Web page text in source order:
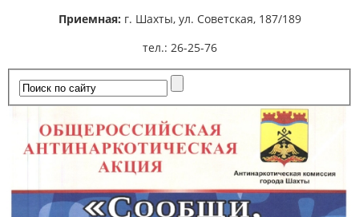
Приемная: г. Шахты, ул. Советская, 187/189
тел.: 26-25-76